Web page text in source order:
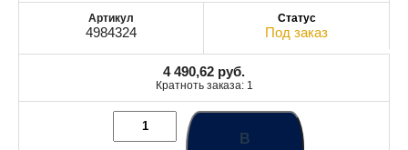
4984324 Под заказ
4 490,62 руб.
Кратноть заказа: 1
В